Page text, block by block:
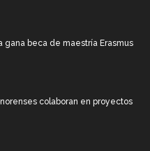
gana beca de maestría Erasmus
colaboran en proyectos